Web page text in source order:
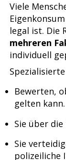
Viele
legal ist. Die
mehreren
individuell
Bewerten,
gelten kann.
Sie über
Sie
polizeiliche